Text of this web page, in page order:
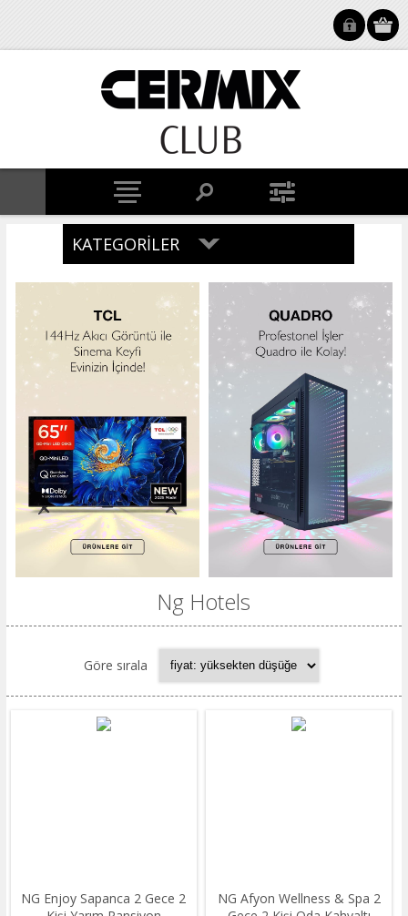
KATEGORILER
Ng Hotels
Göre sırala
NG Enjoy Sapanca 2 Gece 2
NG Afyon Wellness & Spa 2